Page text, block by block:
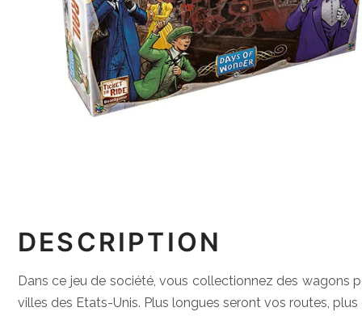
DESCRIPTION
Dans ce jeu de société, vous collectionnez des wagons
villes des Etats-Unis. Plus longues seront vos routes,